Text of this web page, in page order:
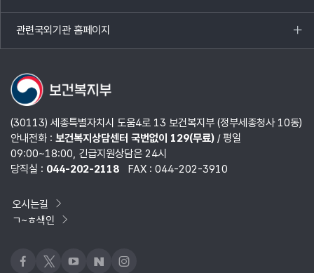
열기
관련국외기관 홈페이지
목록
열기
(30113) 세종특별자치시 도움4로 13 보건복지부 (정부세종청사 10동)
안내전화 : 보건복지상담센터 국번없이 129(무료)/ 평일
09:00~18:00, 긴급지원상담은 24시
당직실 : 044-202-2118 FAX : 044-202-3910
오시는길
ㄱ~ㅎ색인
페이스북
x 유튜브네이버블로그
인스타그램